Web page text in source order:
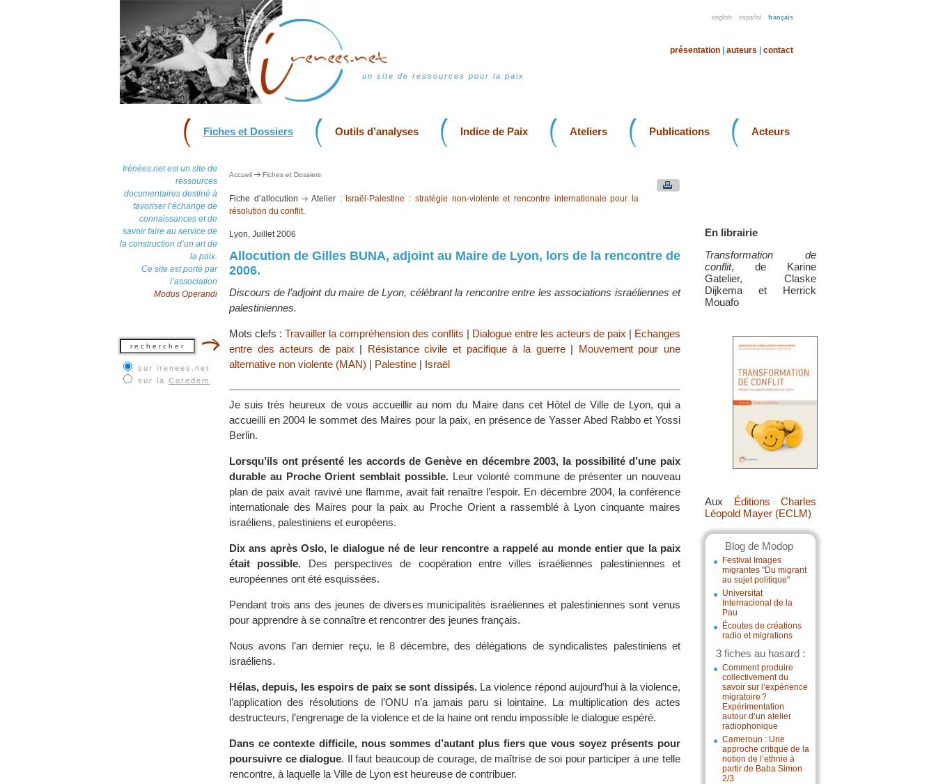
english español français
un site de ressources pour la paix
présentation auteurs contact
Fiches et Dossiers Outils d’analyses Indice de Paix Ateliers Publications Acteurs
Irénées.net est un site de
ressources
documentaires destiné à
favoriser l’échange de
connaissances et de
savoir faire au service de
la construction d’un art de
la paix.
Ce site est porté par
l’association
Modus Operandi
sur irenees.net
sur la Coredem
En librairie
Transformation de
conflit, de Karine
Gatelier, Claske
Dijkema et Herrick
Mouafo
Aux Éditions Charles
Léopold Mayer (ECLM)
Blog de Modop
Festival Images
migrantes "Du migrant
au sujet politique"
Universitat
Internacional de la
Pau
Écoutes de créations
radio et migrations
3 fiches au hasard :
Comment produire
collectivement du
savoir sur l’expérience
migratoire ?
Expérimentation
autour d’un atelier
radiophonique
Cameroun : Une
approche critique de la
notion de l’ethnie à
partir de Baba Simon
2/3
Accueil Fiches et Dossiers
Fiche d’allocution Atelier : Israël-Palestine : stratégie non-violente et rencontre internationale pour la
résolution du conflit.
Lyon, Juillet 2006
Allocution de Gilles BUNA, adjoint au Maire de Lyon, lors de la rencontre de
2006.
Discours de l’adjoint du maire de Lyon, célébrant la rencontre entre les associations israéliennes et
palestiniennes.
Mots clefs : Travailler la compréhension des conflits | Dialogue entre les acteurs de paix | Echanges
entre des acteurs de paix | Résistance civile et pacifique à la guerre| Mouvement pour une
alternative non violente (MAN) | Palestine | Israël
Je suis très heureux de vous accueillir au nom du Maire dans cet Hôtel de Ville de Lyon, qui a
accueilli en 2004 le sommet des Maires pour la paix, en présence de Yasser Abed Rabbo et Yossi
Berlin.
Lorsqu’ils ont présenté les accords de Genève en décembre 2003, la possibilité d’une paix
durable au Proche Orient semblait possible. Leur volonté commune de présenter un nouveau
plan de paix avait ravivé une flamme, avait fait renaître l’espoir. En décembre 2004, la conférence
internationale des Maires pour la paix au Proche Orient a rassemblé à Lyon cinquante maires
israéliens, palestiniens et européens.
Dix ans après Oslo, le dialogue né de leur rencontre a rappelé au monde entier que la paix
était possible. Des perspectives de coopération entre villes israéliennes palestiniennes et
européennes ont été esquissées.
Pendant trois ans des jeunes de diverses municipalités israéliennes et palestiniennes sont venus
pour apprendre à se connaître et rencontrer des jeunes français.
Nous avons l’an dernier reçu, le 8 décembre, des délégations de syndicalistes palestiniens et
israéliens.
Hélas, depuis, les espoirs de paix se sont dissipés.La violence répond aujourd’hui à la violence,
l’application des résolutions de l’ONU n’a jamais paru si lointaine. La multiplication des actes
destructeurs, l’engrenage de la violence et de la haine ont rendu impossible le dialogue espéré.
Dans ce contexte difficile, nous sommes d’autant plus fiers que vous soyez présents pour
poursuivre ce dialogue. Il faut beaucoup de courage, de maîtrise de soi pour participer à une telle
rencontre, à laquelle la Ville de Lyon est heureuse de contribuer.